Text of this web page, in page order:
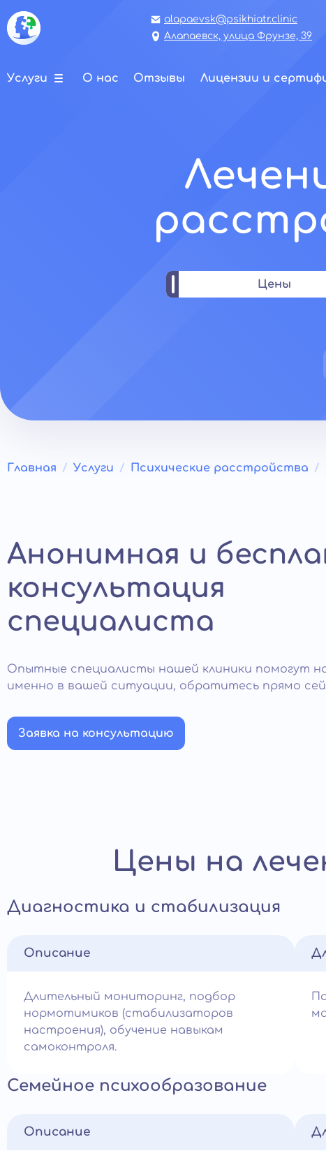
alapaevsk@psikhiatr.clinic
Алапаевск, улица Фрунзе, 39
Услуги О нас Отзывы Лицензии и
Цены
Главная Услуги Психические расстройства
Анонимная и
консультация
специалиста
Опытные специалисты нашей клиники помогут
именно в вашей ситуации, обратитесь прямо
Заявка на консультацию
Цены на
Диагностика и стабилизация
Описание
Длительный мониторинг, подбор
нормотимиков (стабилизаторов
настроения), обучение навыкам
самоконтроля.
Семейное психообразование
Описание